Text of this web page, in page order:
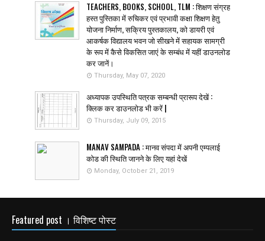
TEACHERS, BOOKS, SCHOOL, TLM : शिक्षण संग्रह
हस्त पुस्तिका में रुचिकर एवं प्रभावी कक्षा शिक्षण हेतु
योजना निर्माण, सक्रिय पुस्तकालय, को डायरी एवं
आकर्षक विद्यालय भवन जो सीखने में सहायक सामग्री
के रूप में कैसे विकसित जाएं के सम्बंध में यहीं डाउनलोड
कर जानें।
Thursday, May 07, 2020
अध्यापक उपस्थिति पत्रक सम्बन्धी प्रारूप देखें :
क्लिक कर डाउनलोड भी करें |
Thursday, July 09, 2015
MANAV SAMPADA : मानव संपदा में अपनी एम्पलाई
कोड की स्थिति जानने के लिए यहां देखें
Monday, October 21, 2019
Featured post । विशिष्ट पोस्ट